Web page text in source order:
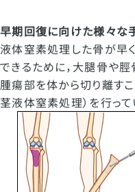
早期回復に向けた様々な
液体窒素処理した骨が早
できるために，大腿骨や
腫瘍部を体から切り離す
茎液体窒素処理）を行って